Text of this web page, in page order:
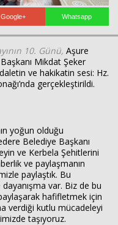
Google+ Whatsapp
10. Günü, Aşure
Mikdat Şeker
ve hakikatin sesi: Hz.
gerçekleştirildi.
yoğun olduğu
Belediye Başkanı
ve Kerbela Şehitlerini
ve paylaşmanın
paylaştık. Bu
var. Biz de bu
hafifletmek için
verdiği kutlu mücadeleyi
taşıyoruz.
Haberin Doğru Adresi.